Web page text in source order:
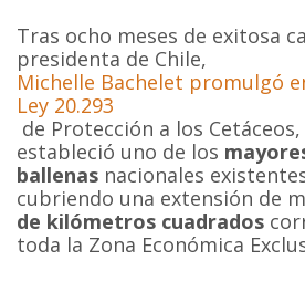
Tras ocho meses de exitosa
presidenta de Chile,
Michelle Bachelet promulgó
Ley 20.293
de Protección a los
estableció uno de los
ballenas nacionales
cubriendo una extensión de
de kilómetros cuadrados
toda la Zona Económica